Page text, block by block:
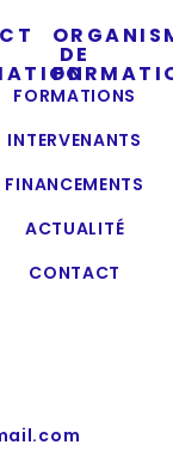
DE
FORMATIONS
INTERVENANTS
FINANCEMENTS
ACTUALITÉ
CONTACT